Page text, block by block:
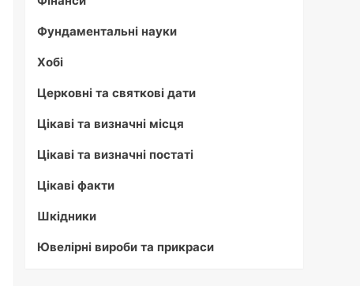
Фундаментальні науки
Хобі
Церковні та святкові дати
Цікаві та визначні місця
Цікаві та визначні постаті
Цікаві факти
Шкідники
Ювелірні вироби та прикраси